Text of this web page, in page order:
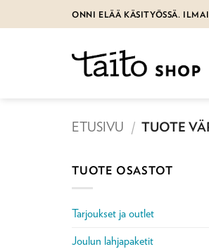
to
ONNI ELÄÄ KÄSITYÖSSÄ.
ETUSIVU / TUOTE
TUOTE OSASTOT
Tarjoukset ja outlet
Joulun lahjapaketit